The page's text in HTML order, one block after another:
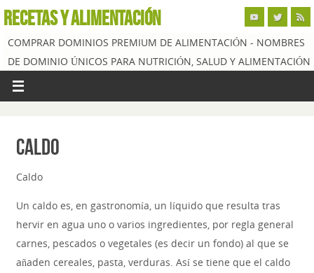
RECETAS Y ALIMENTACIÓN
COMPRAR DOMINIOS PREMIUM DE ALIMENTACIÓN - NOMBRES
DE DOMINIO ÚNICOS PARA NUTRICIÓN, SALUD Y ALIMENTACIÓN
Caldo
Caldo
Un caldo es, en gastronomía, un líquido que resulta tras
hervir en agua uno o varios ingredientes, por regla general
carnes, pescados o vegetales (es decir un fondo) al que se
añaden cereales, pasta, verduras. Así se tiene que el caldo